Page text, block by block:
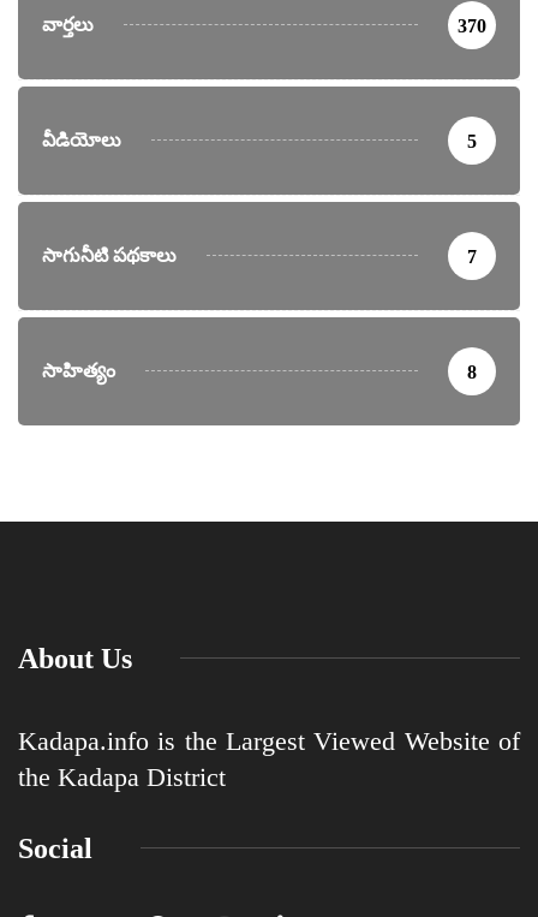
వార్తలు 370
వీడియోలు 5
సాగునీటి పథకాలు 7
సాహిత్యం 8
About Us
Kadapa.info is the Largest Viewed Website of
the Kadapa District
Social